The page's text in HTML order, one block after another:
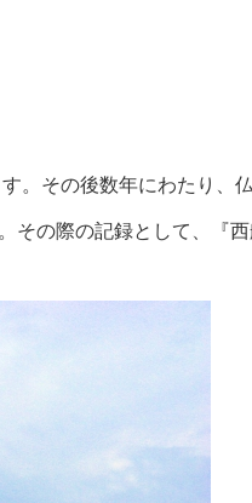
。その後数年にわたり、
その際の記録として、『西